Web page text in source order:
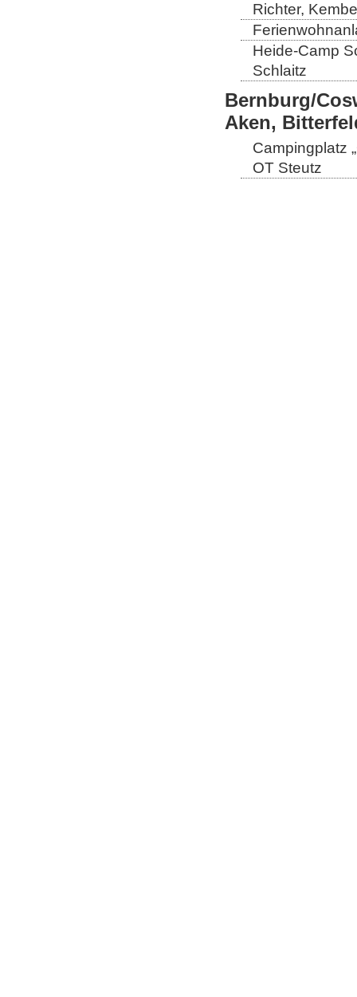
Richter,
Heide-Camp
Schlaitz
Bernburg/
Aken,
Campingplatz
OT Steutz